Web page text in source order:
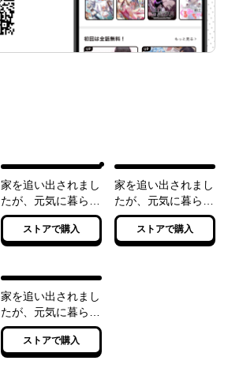
家を追い出されまし
たが、元気に暮らし
ています ２ ～チ
ートな魔法と前世知
識で快適便利なセカ
ストアで購入
家を追い出されまし
たが、元気に暮らし
ています ３ ～チ
ートな魔法と前世知
識で快適便利なセカ
ストアで購入
家を追い出されまし
たが、元気に暮らし
ています ５ ～チ
ートな魔法と前世知
識で快適便利なセカ
ストアで購入